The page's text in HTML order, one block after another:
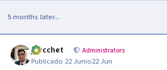
5 months later...
jzucchet Administrators
Publicado 22 Junio22 Jun